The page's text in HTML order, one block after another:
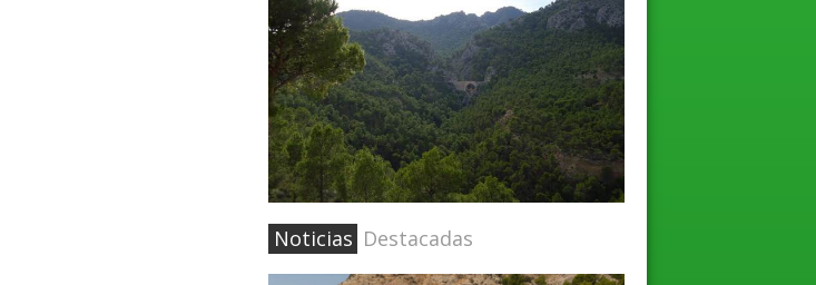
Noticias Destacadas